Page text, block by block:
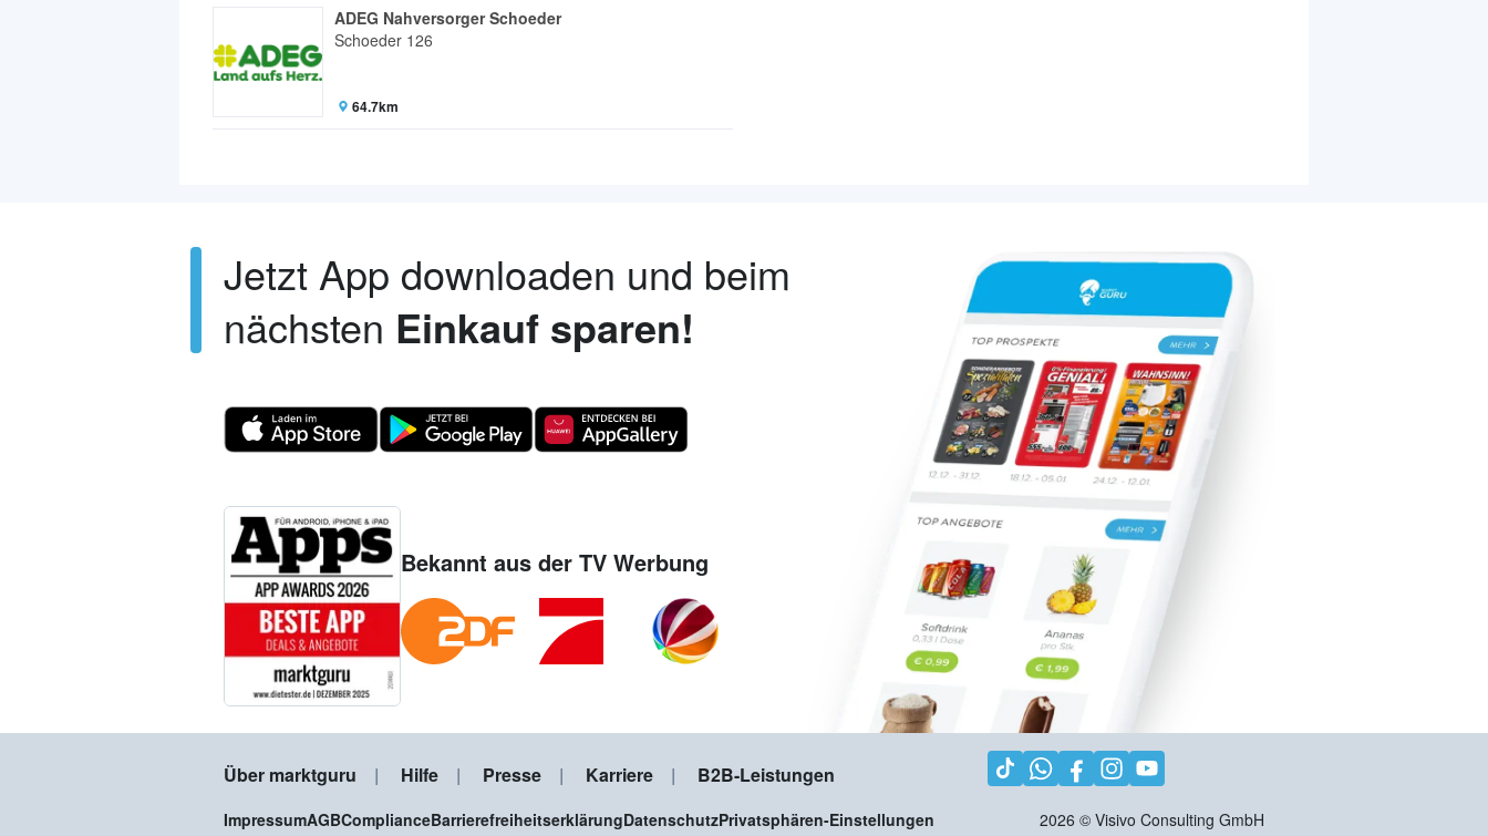
ADEG Nahversorger Schoeder
Schoeder 126
64.7km
Jetzt App downloaden und beim
nächsten Einkauf sparen!
Bekannt aus der TV Werbung
Über marktguru Hilfe Presse Karriere B2B-Leistungen
ImpressumAGBComplianceBarrierefreiheitserklärungDatenschutzPrivatsphären-Einstellungen 2026 © Visivo Consulting GmbH